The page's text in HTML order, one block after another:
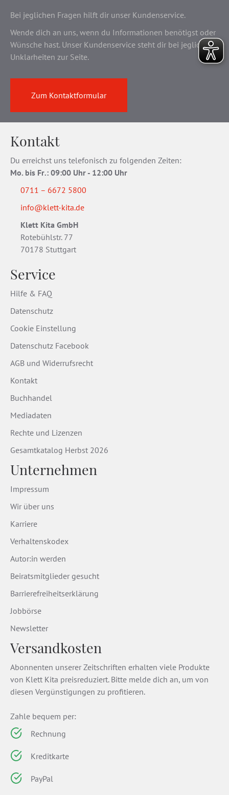
Bei jeglichen Fragen hilft dir unser Kundenservice.
Wende dich an uns, wenn du Informationen benötigst oder
Wünsche hast. Unser Kundenservice steht dir bei jeglichen
Unklarheiten zur Seite.
Zum Kontaktformular
Kontakt
Du erreichst uns telefonisch zu folgenden Zeiten:
Mo. bis Fr.: 09:00 Uhr - 12:00 Uhr
0711 – 6672 5800
info@klett-kita.de
Klett Kita GmbH
Rotebühlstr. 77
70178 Stuttgart
Service
Hilfe & FAQ
Datenschutz
Cookie Einstellung
Datenschutz Facebook
AGB und Widerrufsrecht
Kontakt
Buchhandel
Mediadaten
Rechte und Lizenzen
Gesamtkatalog Herbst 2026
Unternehmen
Impressum
Wir über uns
Karriere
Verhaltenskodex
Autor:in werden
Beiratsmitglieder gesucht
Barrierefreiheitserklärung
Jobbörse
Newsletter
Versandkosten
Abonnenten unserer Zeitschriften erhalten viele Produkte
von Klett Kita preisreduziert. Bitte melde dich an, um von
diesen Vergünstigungen zu profitieren.
Zahle bequem per:
Rechnung
Kreditkarte
PayPal